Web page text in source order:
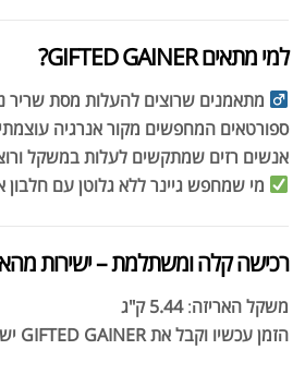
למי מתאים GIFTED GAINER?
מתאמנים שרוצים להעלות מסת שריר
ספורטאים המחפשים מקור אנרגיה עוצמתי
אנשים רזים שמתקשים לעלות במשקל
מי שמחפש גיינר ללא גלוטן עם חלבון
רכישה קלה ומשתלמת – ישירות
משקל האריזה:5.44 ק"ג
הזמן עכשיו וקבל את GIFTED GAINER ישירות לביתך!